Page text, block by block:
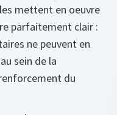
mettent en oeuvre
parfaitement clair :
ne peuvent en
sein de la
du